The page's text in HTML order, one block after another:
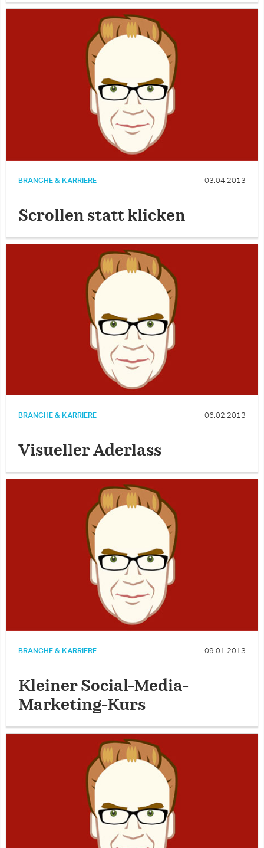
BRANCHE & KARRIERE 03.04.2013
Scrollen statt klicken
BRANCHE & KARRIERE 06.02.2013
Visueller Aderlass
BRANCHE & KARRIERE 09.01.2013
Kleiner Social-Media-
Marketing-Kurs